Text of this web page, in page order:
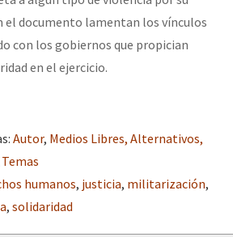
el documento lamentan los vínculos
con los gobiernos que propician
en el ejercicio.
: Autor, Medios Libres, Alternativos,
Temas
humanos, justicia, militarización,
, solidaridad